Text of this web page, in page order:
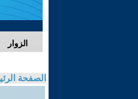
الزوار
الصفحة